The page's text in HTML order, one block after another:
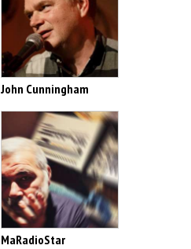
John Cunningham
MaRadioStar